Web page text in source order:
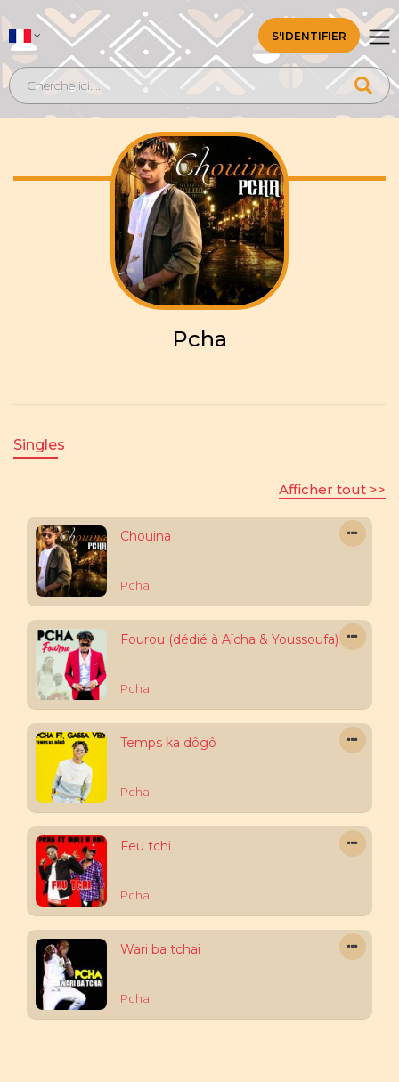
S'IDENTIFIER
Pcha
Singles
Afficher tout >>
Chouina
Pcha
Fourou (dédié à Aïcha & Youssoufa)
Pcha
Temps ka dôgô
Pcha
Feu tchi
Pcha
Wari ba tchai
Pcha